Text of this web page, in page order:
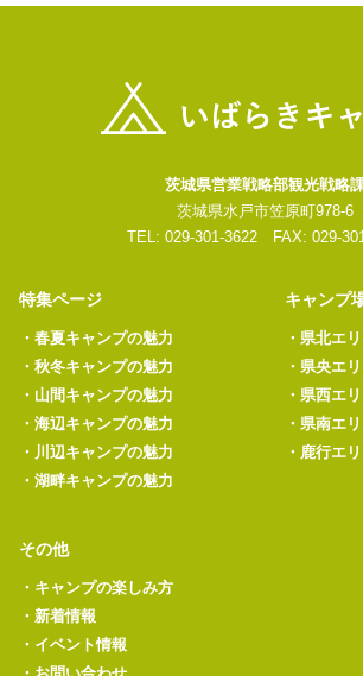
茨城県営業戦略部観光戦略
茨城県水戸市笠原町978-6
TEL: 029-301-3622 FAX: 029-
特集ページ
・ 春夏キャンプの魅力
・ 秋冬キャンプの魅力
・ 山間キャンプの魅力
・ 海辺キャンプの魅力
・ 川辺キャンプの魅力
・ 湖畔キャンプの魅力
キャンプ
・ 県北エ
・ 県央エ
・ 県西エ
・ 県南エ
・ 鹿行エ
その他
・ キャンプの楽しみ方
・ 新着情報
・ イベント情報